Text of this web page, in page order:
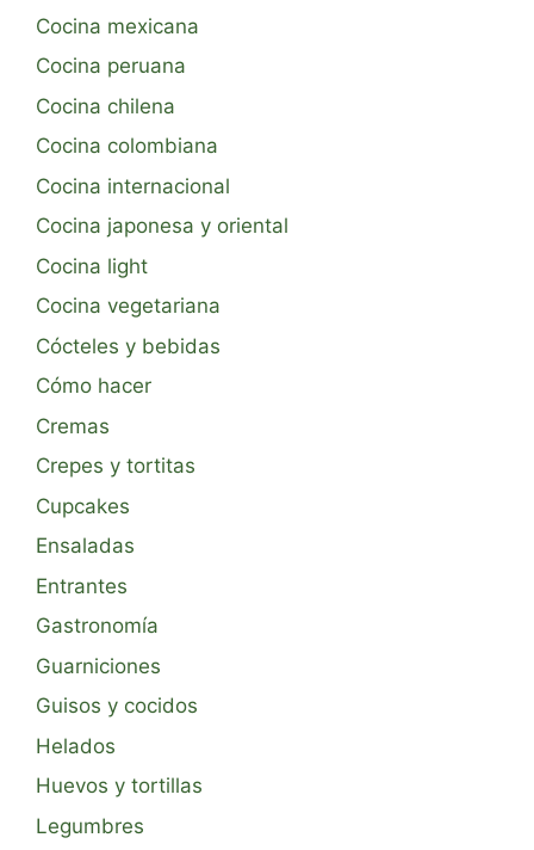
Cocina mexicana
Cocina peruana
Cocina chilena
Cocina colombiana
Cocina internacional
Cocina japonesa y oriental
Cocina light
Cocina vegetariana
Cócteles y bebidas
Cómo hacer
Cremas
Crepes y tortitas
Cupcakes
Ensaladas
Entrantes
Gastronomía
Guarniciones
Guisos y cocidos
Helados
Huevos y tortillas
Legumbres